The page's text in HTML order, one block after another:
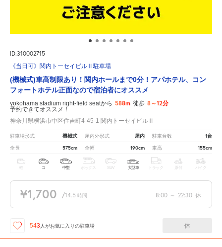
ID:310002715
《当日可》関内トーセイビルⅡ駐車場
(機械式)車高制限あり！関内ホールまで0分！アパホテル、コン
フォートホテル正面なので宿泊者にオススメ
yokohama stadium right-field seatから 588m 徒歩 8～12分
予約できてオススメ！
神奈川県横浜市中区住吉町4-45-1 関内トーセイビルⅡ
駐車場形式 機械式 屋内外形式 屋内 駐車台数 1台
全長 575cm 全幅 190cm 車高 155cm
軽 コ 中型 ボックス SUV 大型車 トラック 原付 バイク
¥1,700 /14.5 時間 8:00 ～ 22:30 休
543人がお気に入りの駐車場 休